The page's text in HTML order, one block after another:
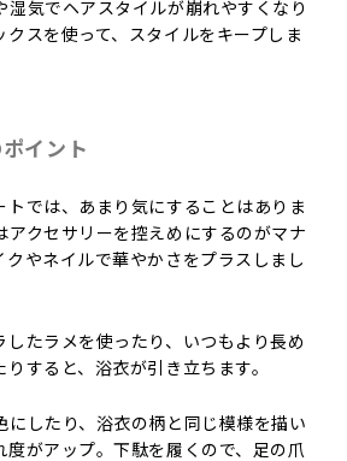
湿気でヘアスタイルが崩れやすくなり
クスを使って、スタイルをキープしま
イント
トでは、あまり気にすることはありま
アクセサリーを控えめにするのがマナ
クやネイルで華やかさをプラスしまし
したラメを使ったり、いつもより長め
すると、浴衣が引き立ちます。
にしたり、浴衣の柄と同じ模様を描い
度がアップ。下駄を履くので、足の爪